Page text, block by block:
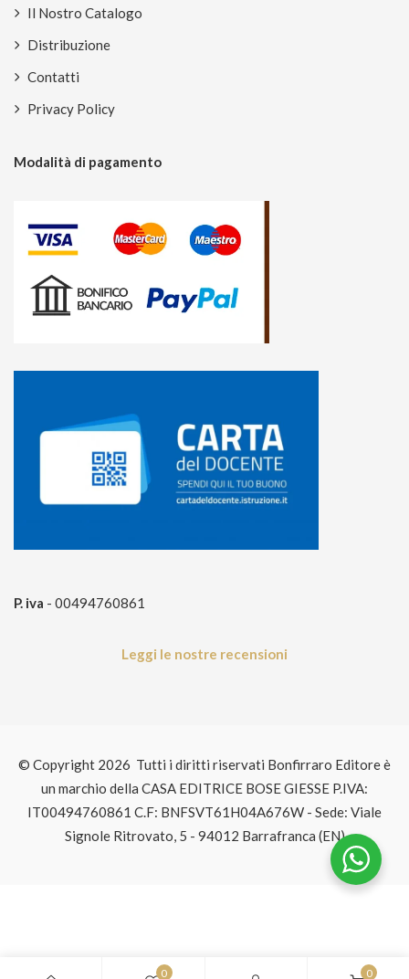
0 0
Il Nostro Catalogo
Distribuzione
Contatti
Privacy Policy
Modalità di pagamento
P. iva - 00494760861
Leggi le nostre recensioni
© Copyright 2026 Tutti i diritti riservati Bonfirraro Editore è
un marchio della CASA EDITRICE BOSE GIESSE P.IVA:
IT00494760861 C.F: BNFSVT61H04A676W - Sede: Viale
Signole Ritrovato, 5 - 94012 Barrafranca (EN)